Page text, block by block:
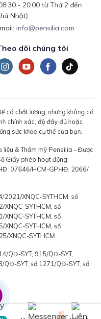
- 20:00 từ Thứ 2 đến
Nhật)
info@pensilia.com
dõi chúng tôi
có chất lượng, nhưng không có
chính xác, độ đầy đủ hoặc
sức khỏe cụ thể của bạn.
liễu & Thẩm mỹ Pensilia – Được
Giấy phép hoạt động:
07646/HCM-GPHĐ; 2066/
2021/XNQC-SYTHCM, số
XNQC-SYTHCM, số
XNQC-SYTHCM, số
XNQC-SYTHCM, số
XNQC-SYTHCM
QĐ-SYT; 915/QĐ-SYT;
SYT, số 1271/QĐ-SYT, số